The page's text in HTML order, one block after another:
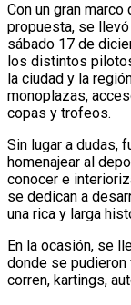
Con un gran
propuesta, se
sábado 17 de
los distintos
la ciudad y la
monoplazas,
copas y trofeos.
Sin lugar a dudas,
homenajear al
conocer e
se dedican a
una rica y larga
En la ocasión, se
donde se
corren, kartings,